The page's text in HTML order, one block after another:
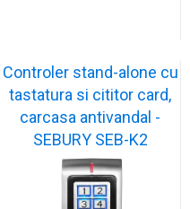
Controler stand-alone cu
tastatura si cititor card,
carcasa antivandal -
SEBURY SEB-K2